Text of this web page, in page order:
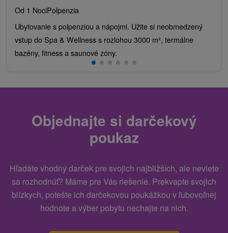
Od 1 NociPolpenzia
Ubytovanie s polpenziou a nápojmi. Užite si neobmedzený
vstup do Spa & Wellness s rozlohou 3000 m², termálne
bazény, fitness a saunové zóny.
Objednajte si darčekový
poukaz
Hľadáte vhodný darček pre svojich najbližších, ale neviete
sa rozhodnúť? Máme pre Vás riešenie. Prekvapte svojich
blízkych, potešte ich darčekovou poukážkou v ľubovoľnej
hodnote a výber pobytu nechajte na nich.